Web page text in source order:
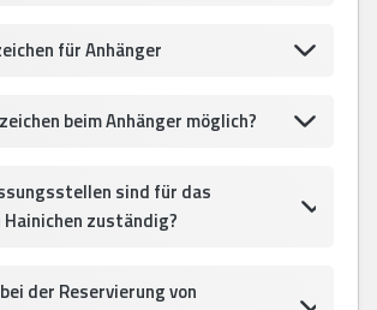
für Anhänger
beim Anhänger möglich?
sind für das
Hainichen zuständig?
der Reservierung von